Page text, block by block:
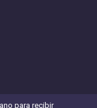
para recibir